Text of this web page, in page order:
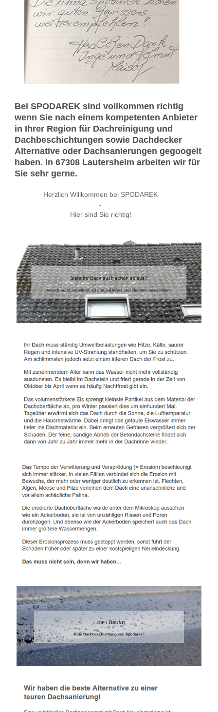
Bei SPODAREK sind vollkommen richtig
wenn Sie nach einem kompetenten Anbieter
in Ihrer Region für Dachreinigung und
Dachbeschichtungen sowie Dachdecker
Alternative oder Dachsanierungen gegoogelt
haben. In 67308 Lautersheim arbeiten wir für
Sie sehr gerne.
Herzlich Willkommen bei SPODAREK
-
Hier sind Sie richtig!